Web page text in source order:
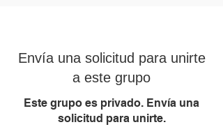
Envía una solicitud para unirte
a este grupo
Este grupo es privado. Envía una
solicitud para unirte.